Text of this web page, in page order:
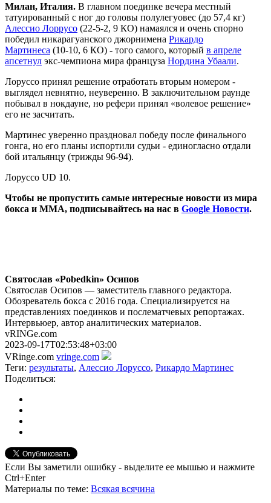
Милан, Италия. В главном поединке вечера местный
татуированный с ног до головы полулегуовес (до 57,4 кг)
Алессио Лоррусо (22-5-2, 9 КО) намаялся и очень спорно
победил никарагуанского джорнимена Рикардо
Мартинеса (10-10, 6 КО) - того самого, который в апреле
апсетнул экс-чемпиона мира француза Нордина Убаали.
Лоруссо принял решение отработать вторым номером -
выглядел невнятно, неуверенно. В заключительном раунде
побывал в нокдауне, но рефери принял «волевое решение»
его не засчитать.
Мартинес уверенно праздновал победу после финального
гонга, но его планы испортили судьи - единогласно отдали
бой итальянцу (трижды 96-94).
Лоруссо UD 10.
Чтобы не пропустить самые интересные новости из мира
бокса и ММА, подписывайтесь на нас в Google Новости.
Святослав «Pobedkin» Осипов
Святослав Осипов — заместитель главного редактора.
Обозреватель бокса с 2016 года. Специализируется на
представлениях поединков и послематчевых репортажах.
Интервьюер, автор аналитических материалов.
vRINGe.com
2023-09-17T02:53:48+03:00
VRinge.com vringe.com
Теги: результаты, Алессио Лоруссо, Рикардо Мартинес
Поделиться:
Если Вы заметили ошибку - выделите ее мышью и нажмите
Ctrl+Enter
Материалы по теме: Всякая всячина